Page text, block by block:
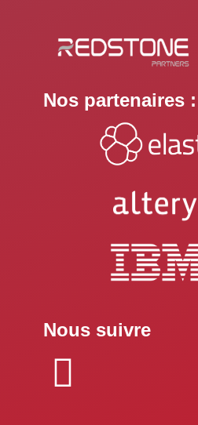
Nos partenaires :
Nous suivre